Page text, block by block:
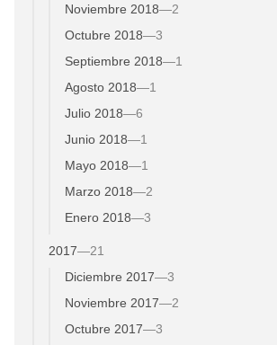
Noviembre 2018—2
Octubre 2018—3
Septiembre 2018—1
Agosto 2018—1
Julio 2018—6
Junio 2018—1
Mayo 2018—1
Marzo 2018—2
Enero 2018—3
2017—21
Diciembre 2017—3
Noviembre 2017—2
Octubre 2017—3